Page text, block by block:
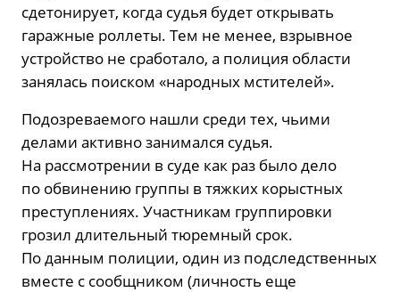
сдетонирует, когда судья будет открывать
гаражные роллеты. Тем не менее, взрывное
устройство не сработало, а полиция области
занялась поиском «народных мстителей».
Подозреваемого нашли среди тех, чьими
делами активно занимался судья.
На рассмотрении в суде как раз было дело
по обвинению группы в тяжких корыстных
преступлениях. Участникам группировки
грозил длительный тюремный срок.
По данным полиции, один из подследственных
вместе с сообщником (личность еще